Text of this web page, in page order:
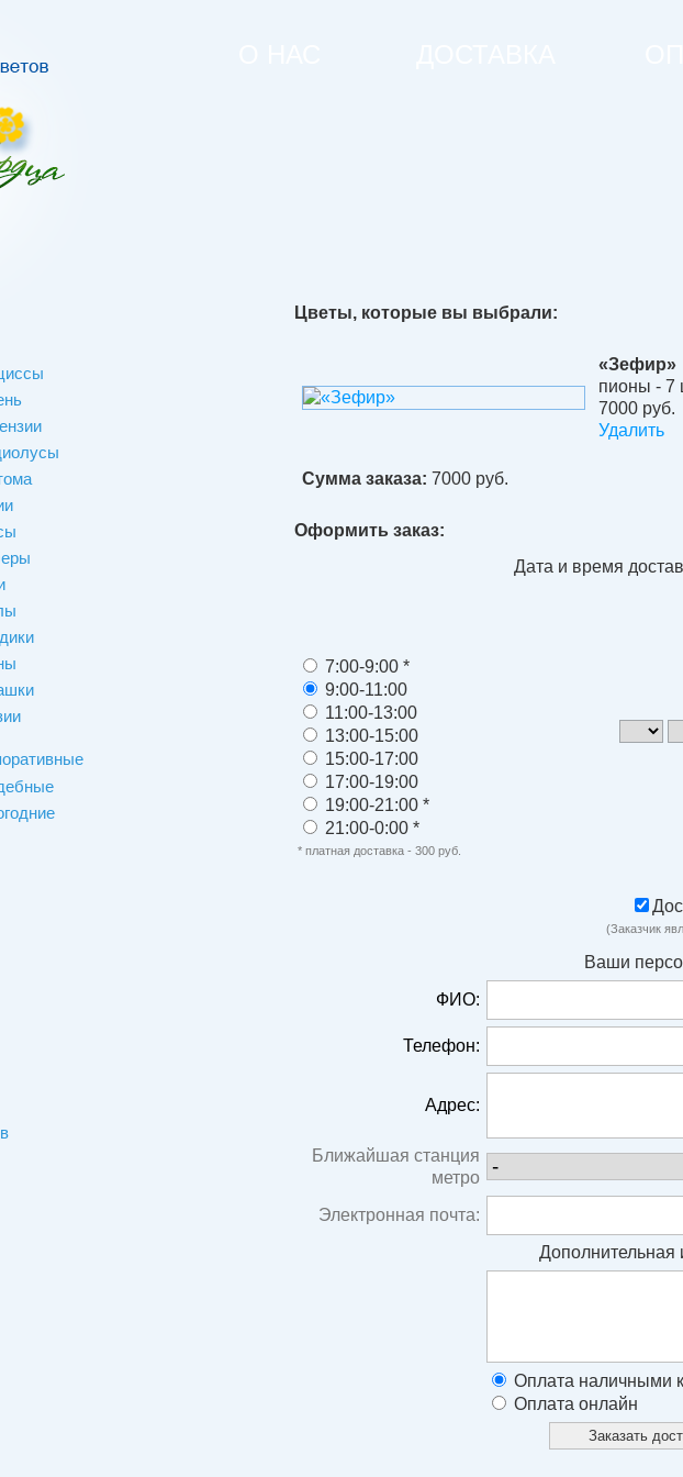
Цветы, которые вы выбрали:
«Зефир»
пионы - 7
7000 руб.
Удалить
Сумма заказа: 7000руб.
Оформить заказ:
Дата и время
7:00-9:00 *
9:00-11:00
11:00-13:00
13:00-15:00
15:00-17:00
17:00-19:00
19:00-21:00 *
21:00-0:00 *
* платная доставка - 300 руб.
(Заказчик
Ваши
ФИО:
Телефон:
Адрес:
Ближайшая станция
метро
Электронная почта:
Дополнительная
Оплата наличными
Оплата онлайн